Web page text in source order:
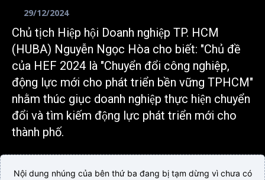
29/12/2024
Chủ tịch Hiệp hội Doanh nghiệp TP. HCM
(HUBA) Nguyễn Ngọc Hòa cho biết: "Chủ đề
của HEF 2024 là "Chuyển đổi công nghiệp,
động lực mới cho phát triển bền vững TPHCM"
nhằm thúc giục doanh nghiệp thực hiện chuyển
đổi và tìm kiếm động lực phát triển mới cho
thành phố.
Nội dung nhúng của bên thứ ba đang bị tạm dừng vì chưa có